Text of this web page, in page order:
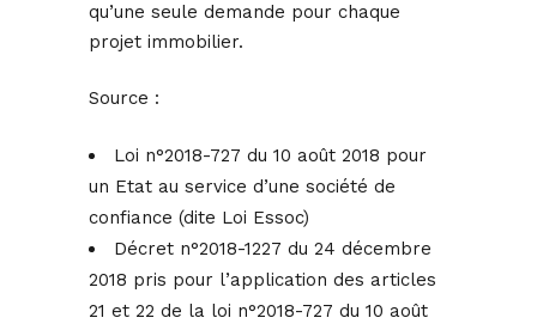
qu’une seule demande pour chaque
projet immobilier.
Source :
Loi n°2018-727 du 10 août 2018 pour
un Etat au service d’une société de
confiance (dite Loi Essoc)
Décret n°2018-1227 du 24 décembre
2018 pris pour l’application des articles
21 et 22 de la loi n°2018-727 du 10 août